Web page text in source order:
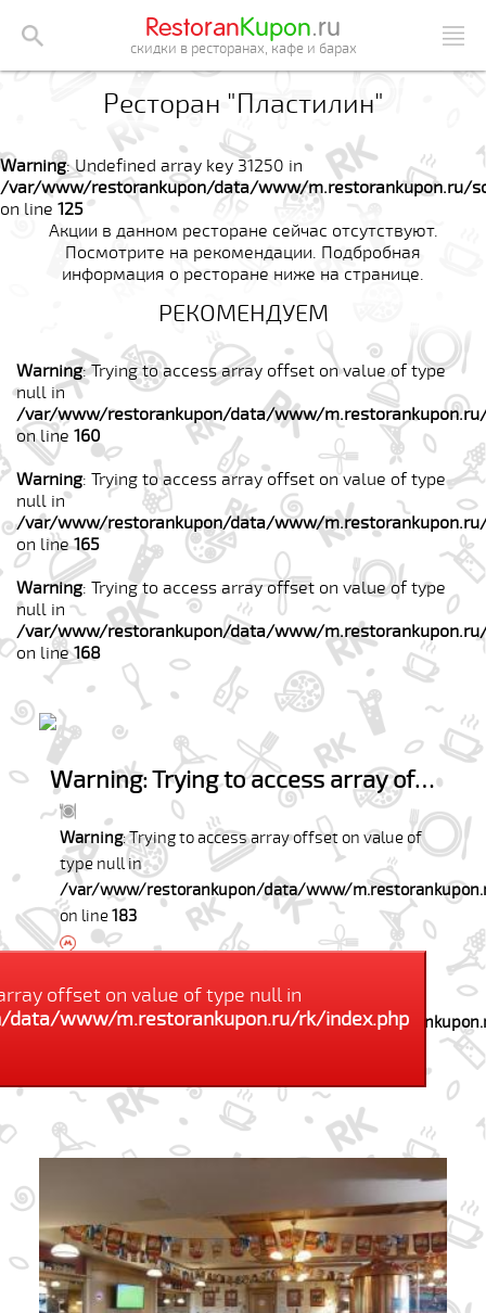
RestoranKupon.ru
скидки в ресторанах, кафе и барах
Ресторан "Пластилин"
Warning: Undefined array key 31250 in
/var/www/restorankupon/data/www/m.restorankupon.ru/
on line 125
Акции в данном ресторане сейчас отсутствуют.
Посмотрите на рекомендации. Подбробная
информация о ресторане ниже на странице.
РЕКОМЕНДУЕМ
Warning: Trying to access array offset on value of type
null in
/var/www/restorankupon/data/www/
on line 160
Warning: Trying to access array offset on value of type
null in
/var/www/restorankupon/data/www/
on line165
Warning: Trying to access array offset on value of type
null in
/var/www/restorankupon/data/www/
on line168
Warning: Trying to access array offset on value of type null in
Warning: Trying to access array offset on value of
type null in
/var/www/restorankupon/data/www/
on line183
type null in
/var/www/restorankupon/data/www/
offset on value of type null in
www/m.restorankupon.ru/rk/index.php